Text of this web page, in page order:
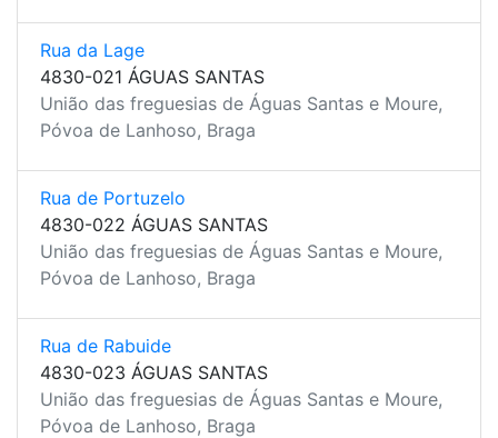
Rua da Lage
4830-021 ÁGUAS SANTAS
União das freguesias de Águas Santas e Moure,
Póvoa de Lanhoso, Braga
Rua de Portuzelo
4830-022 ÁGUAS SANTAS
União das freguesias de Águas Santas e Moure,
Póvoa de Lanhoso, Braga
Rua de Rabuide
4830-023 ÁGUAS SANTAS
União das freguesias de Águas Santas e Moure,
Póvoa de Lanhoso, Braga